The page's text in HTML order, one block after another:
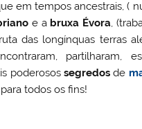
em tempos ancestrais, (
e a bruxa Évora,
das longínquas terras
partilharam,
poderosos segredosde
para todos os fins!